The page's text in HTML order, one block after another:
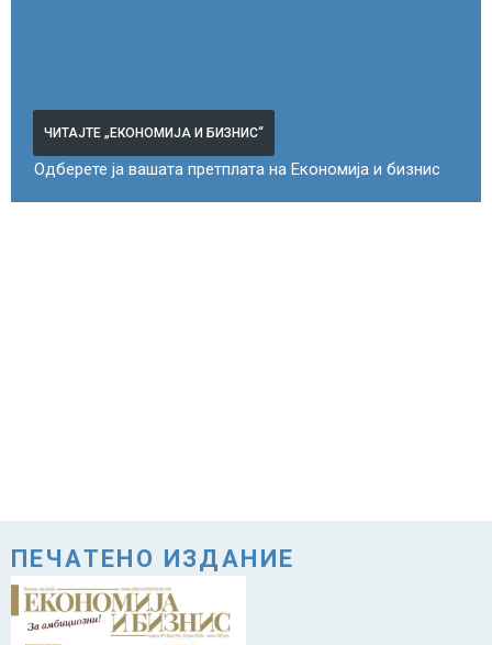
ЧИТАЈТЕ „ЕКОНОМИЈА И БИЗНИС“
Одберете ја вашата претплата на Економија и бизнис
ПЕЧАТЕНО ИЗДАНИЕ